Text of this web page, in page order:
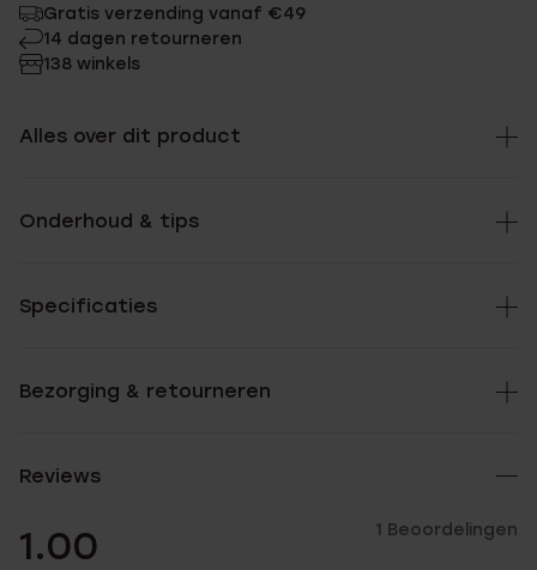
Gratis verzending vanaf €49
14 dagen retourneren
138 winkels
Alles over dit product
Onderhoud & tips
Specificaties
Bezorging & retourneren
Reviews
1.00 1 Beoordelingen